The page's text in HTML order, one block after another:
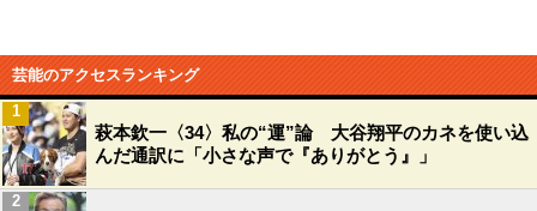
芸能のアクセスランキング
萩本欽一〈34〉私の“運”論 大谷翔平のカネを使い込
んだ通訳に「小さな声で『ありがとう』」
1
2